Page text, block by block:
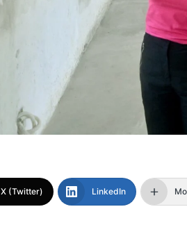
X (Twitter) LinkedIn